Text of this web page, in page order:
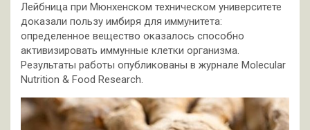
Лейбница при Мюнхенском техническом университете
доказали пользу имбиря для иммунитета:
определенное вещество оказалось способно
активизировать иммунные клетки организма.
Результаты работы опубликованы в журнале Molecular
Nutrition & Food Research.